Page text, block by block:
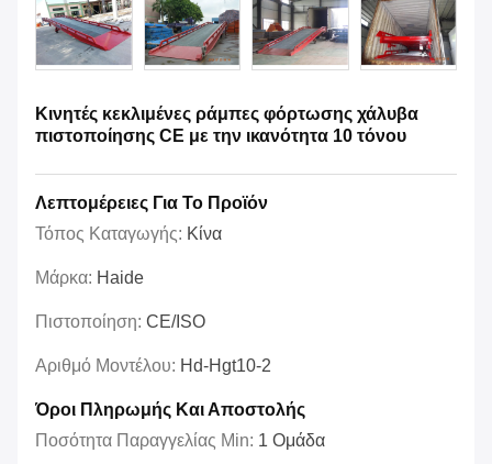
Κινητές κεκλιμένες ράμπες φόρτωσης χάλυβα
πιστοποίησης CE με την ικανότητα 10 τόνου
Λεπτομέρειες Για Το Προϊόν
Τόπος Καταγωγής: Κίνα
Μάρκα: Haide
Πιστοποίηση: CE/ISO
Αριθμό Μοντέλου: Hd-Hgt10-2
Όροι Πληρωμής Και Αποστολής
Ποσότητα Παραγγελίας Min: 1 Ομάδα